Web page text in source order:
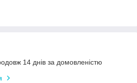
14 днів за домовленістю